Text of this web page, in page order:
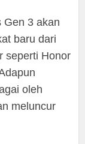
Gen 3 akan
baru dari
seperti Honor
oleh
meluncur